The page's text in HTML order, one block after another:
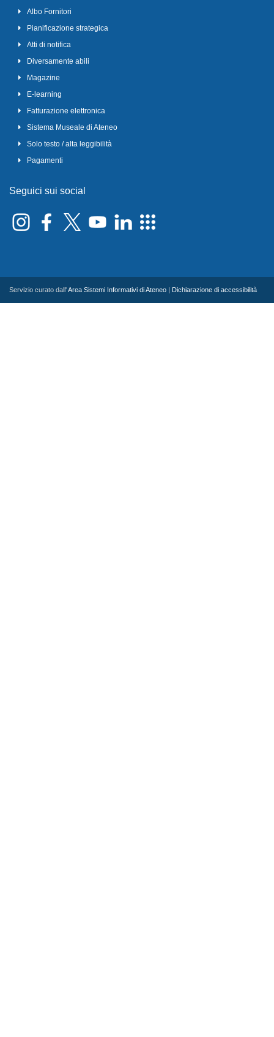
Albo Fornitori
Pianificazione strategica
Atti di notifica
Diversamente abili
Magazine
E-learning
Fatturazione elettronica
Sistema Museale di Ateneo
Solo testo / alta leggibilità
Pagamenti
Seguici sui social
Servizio curato dall'Area Sistemi Informativi di Ateneo Dichiarazione di accessibilità